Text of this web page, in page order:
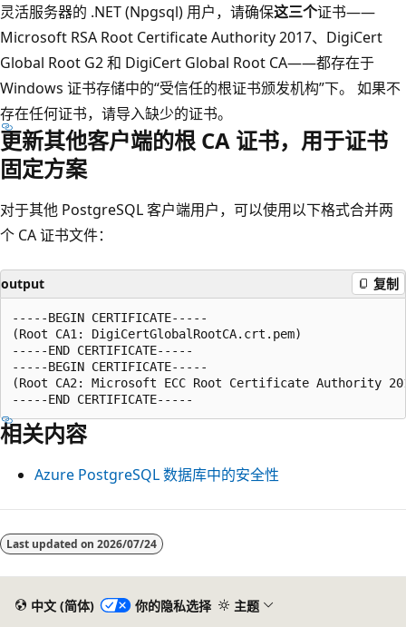
灵活服务器的 .NET (Npgsql) 用户，请确保这三个证书——
Microsoft RSA Root Certificate Authority 2017、DigiCert
Global Root G2 和 DigiCert Global Root CA——都存在于
Windows 证书存储中的“受信任的根证书颁发机构”下。 如果不
存在任何证书，请导入缺少的证书。
更新其他客户端的根 CA 证书，用于证书
固定方案
对于其他 PostgreSQL 客户端用户，可以使用以下格式合并两
个 CA 证书文件：
output 复制
-----BEGIN CERTIFICATE-----
(Root CA1: DigiCertGlobalRootCA.crt.pem)
-----END CERTIFICATE-----
-----BEGIN CERTIFICATE-----
(Root CA2: Microsoft ECC Root Certificate Authority
相关内容
Azure PostgreSQL 数据库中的安全性
Last updated on 2026/07/24
中文 (简体) 你的隐私选择 主题